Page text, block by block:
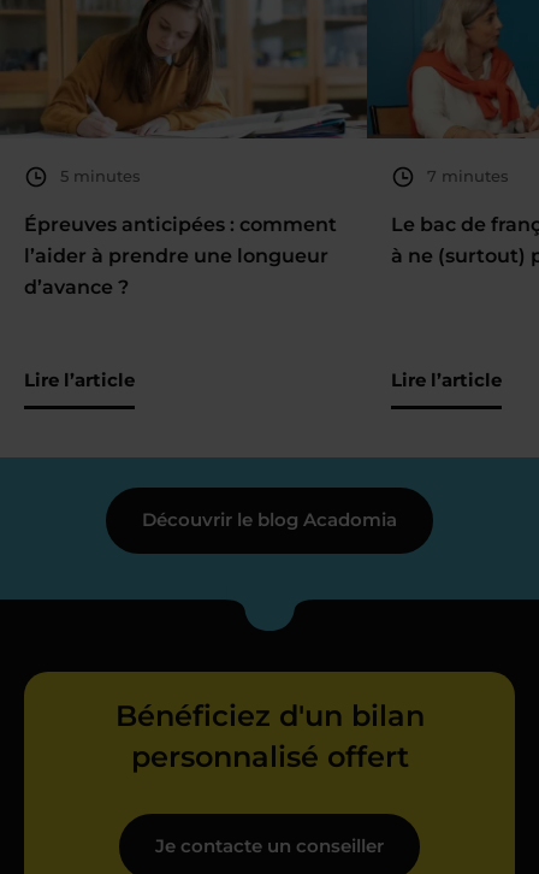
5 minutes
Épreuves anticipées : comment
l’aider à prendre une longueur
d’avance ?
Lire l’article
7 minutes
Le bac de
à ne (surtout)
Lire l’article
Découvrir le blog Acadomia
Bénéficiez d'un bilan
personnalisé offert
Je contacte un conseiller